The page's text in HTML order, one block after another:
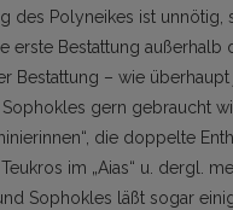
des Polyneikes ist
erste Bestattung
Bestattung – wie
gern gebraucht
die doppelte
im „Aias“ u. dergl.
Sophokles läßt sogar